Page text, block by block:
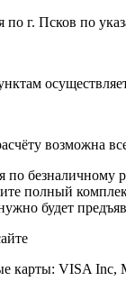
по г. Псков по
возможна
по безналичному
полный
будет
карты: VISA Inc,